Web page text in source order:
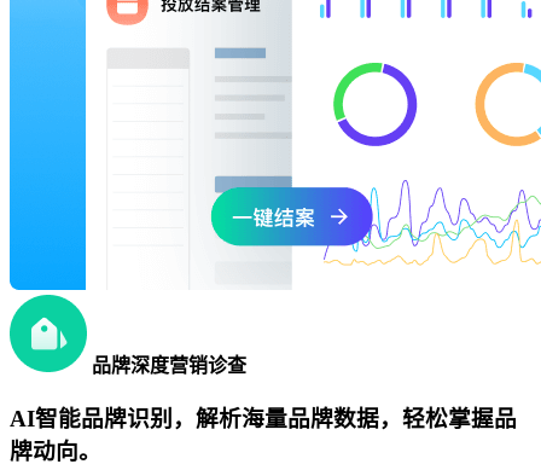
品牌深度营销诊查
AI智能品牌识别，解析海量品牌数据，轻松掌握品
牌动向。